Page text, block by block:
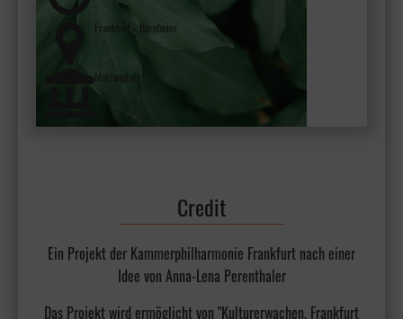
Frankfurt - Bornheim
Merianplatz
Credit
Ein Projekt der Kammerphilharmonie Frankfurt nach einer
Idee von Anna-Lena Perenthaler
Das Projekt wird ermöglicht von "Kulturerwachen. Frankfurt